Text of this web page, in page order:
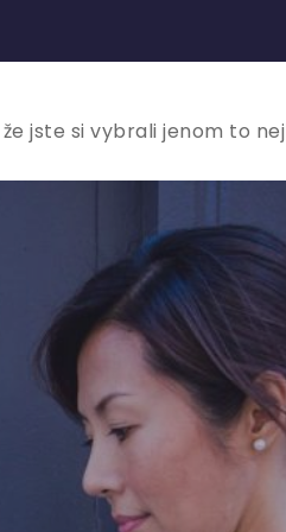
jste si vybrali jenom to